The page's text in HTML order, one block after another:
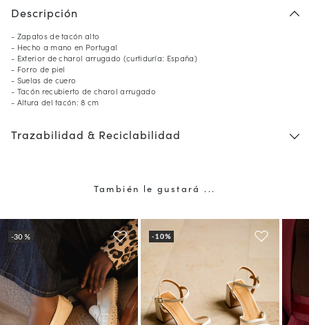
Descripción
- Zapatos de tacón alto
- Hecho a mano en Portugal
- Exterior de charol arrugado (curtiduría: España)
- Forro de piel
- Suelas de cuero
- Tacón recubierto de charol arrugado
- Altura del tacón: 8 cm
Trazabilidad & Reciclabilidad
También le gustará ...